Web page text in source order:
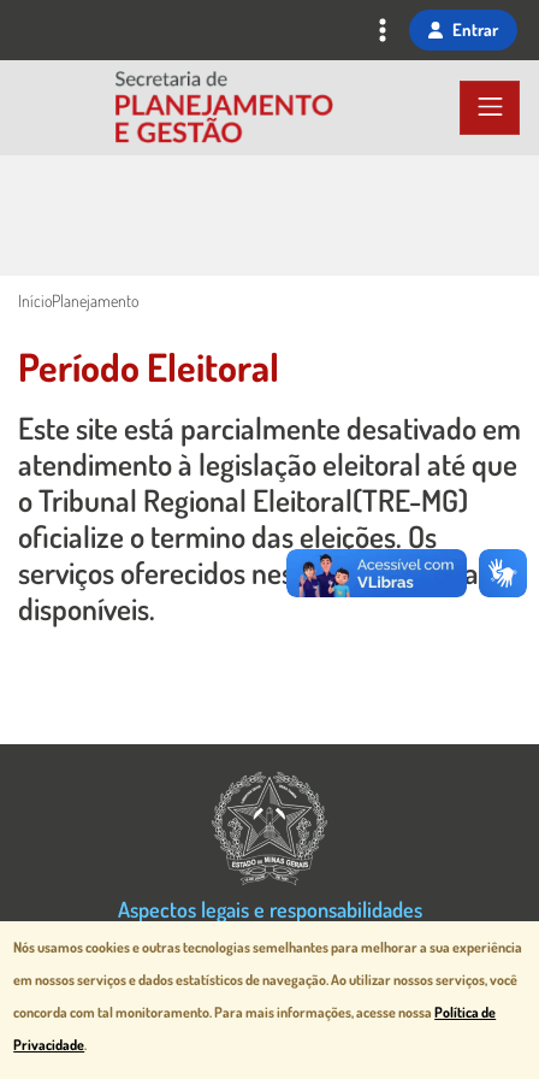
Entrar
InícioPlanejamento
Período Eleitoral
Conteúdo Principal
Este site está parcialmente desativado em
atendimento à legislação eleitoral até que
o Tribunal Regional Eleitoral(TRE-MG)
oficialize o termino das eleições. Os
serviços oferecidos nesse site continuam
disponíveis.
Imagem
Aspectos legais e responsabilidades
Política de Privacidade
Desenvolvido pelaprodemge.gov.br
Nós usamos cookies e outras tecnologias semelhantes para melhorar a sua experiência
em nossos serviços e dados estatísticos de navegação.Ao utilizar nossos serviços, você
concorda com tal monitoramento. Para mais informações, acesse nossaPolítica de
Privacidade.